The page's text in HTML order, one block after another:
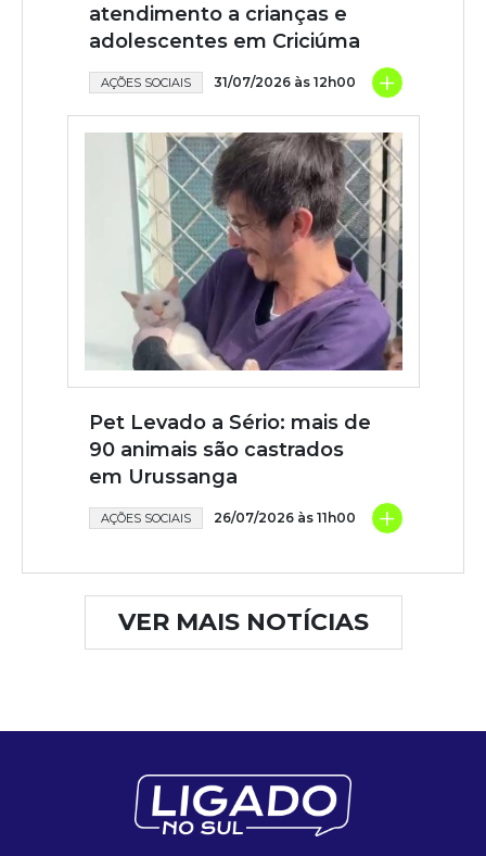
atendimento a crianças e
adolescentes em Criciúma
AÇÕES SOCIAIS 31/07/2026 às 12h00 +
Pet Levado a Sério: mais de
90 animais são castrados
em Urussanga
AÇÕES SOCIAIS 26/07/2026 às 11h00 +
VER MAIS NOTÍCIAS